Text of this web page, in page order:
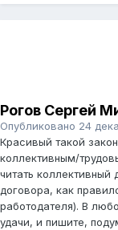
Рогов Сергей
Опубликовано 24
Красивый такой
коллективным/
читать коллективный
договора, как
работодателя). В
удачи, и пишите,